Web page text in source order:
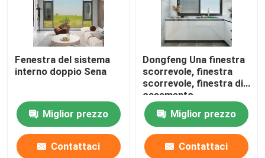
Fenestra del sistema
interno doppio Sena
Miglior prezzo
Contattaci
Dongfeng Una finestra
scorrevole, finestra
scorrevole, finestra di
casamento
Miglior prezzo
Contattaci